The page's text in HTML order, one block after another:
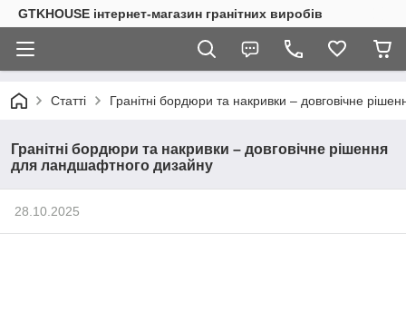
GTKHOUSE інтернет-магазин гранітних виробів
Статті Гранітні бордюри та накривки – довговічне
Гранітні бордюри та накривки – довговічне рішення
для ландшафтного дизайну
28.10.2025